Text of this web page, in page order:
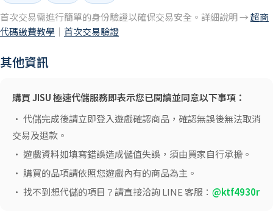
首次交易需進行簡單的身份驗證以確保交易安全。詳細說明 →超商
代碼繳費教學 ｜ 首次交易驗證
其他資訊
購買 JISU 極速代儲服務即表示您已閱讀並同意以下事項：
• 代儲完成後請立即登入遊戲確認商品，確認無誤後無法取消
交易及退款。
• 遊戲資料如填寫錯誤造成儲值失誤，須由買家自行承擔。
• 購買的品項請依照您遊戲內有的商品為主。
• 找不到想代儲的項目？請直接洽詢 LINE 客服： @ktf4930r